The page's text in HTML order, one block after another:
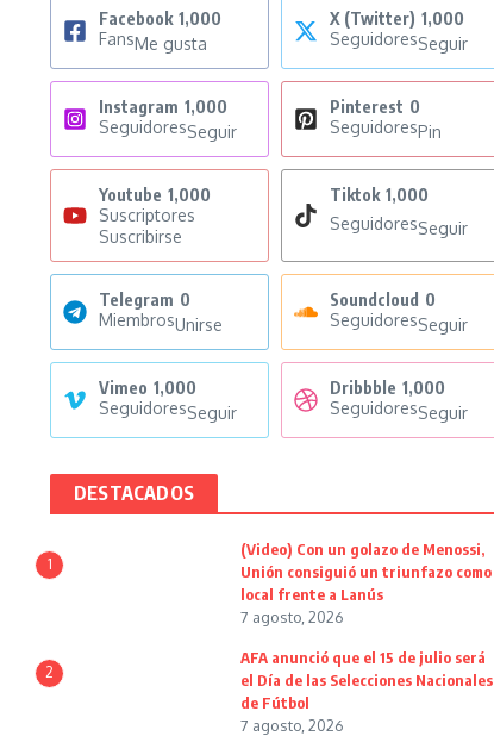
Facebook 1,000
FansMe gusta
X (Twitter) 1,000
SeguidoresSeguir
Instagram 1,000
SeguidoresSeguir
Pinterest 0
SeguidoresPin
Youtube 1,000
Suscriptores
Suscribirse
Tiktok 1,000
SeguidoresSeguir
Telegram 0
MiembrosUnirse
Soundcloud 0
SeguidoresSeguir
Vimeo 1,000
SeguidoresSeguir
Dribbble 1,000
SeguidoresSeguir
DESTACADOS
1
(Video) Con un golazo de Menossi,
Unión consiguió un triunfazo como
local frente a Lanús
7 agosto, 2026
2
AFA anunció que el 15 de julio será
el Día de las Selecciones Nacionales
de Fútbol
7 agosto, 2026